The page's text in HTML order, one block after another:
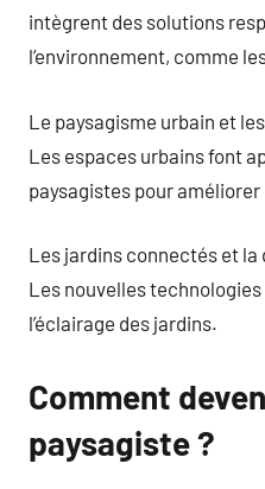
intègrent des solutions
l’environnement, comme
Le paysagisme urbain et
Les espaces urbains font
paysagistes pour améliorer
Les jardins connectés et la
Les nouvelles
l’éclairage des jardins.
Comment
paysagiste ?